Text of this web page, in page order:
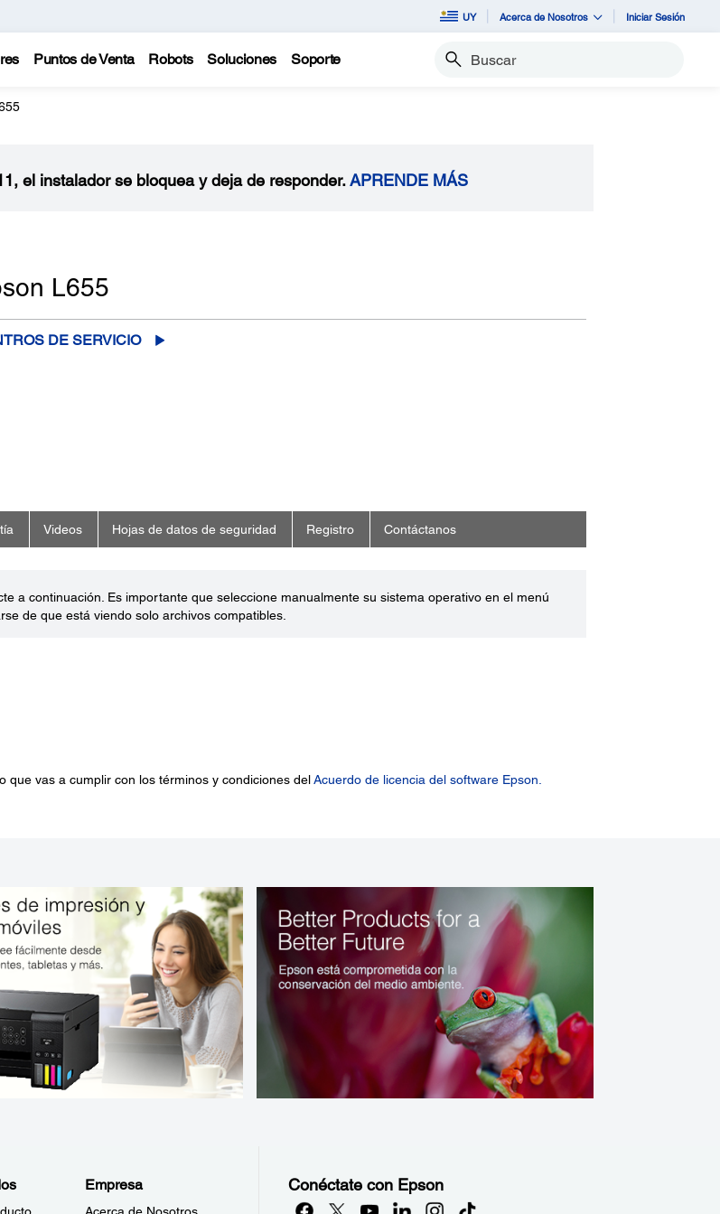
UY Acerca de Nosotros Iniciar Sesión
Puntos de Venta Robots Soluciones Soporte Buscar
el instalador se bloquea y deja de responder.APRENDE MÁS
L655
DE SERVICIO
Videos Hojas de datos de seguridad Registro Contáctanos
a continuación. Es importante que seleccione manualmente su sistema operativo en el menú
de que está viendo solo archivos compatibles.
que vas a cumplir con los términos y condiciones delAcuerdo de licencia del software Epson.
Empresa Conéctate con Epson